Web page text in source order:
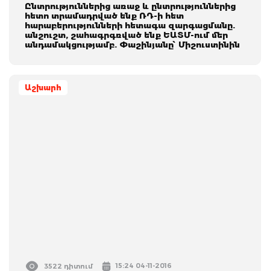
Ընտրություններից առաջ և ընտրություններից
հետո տրամադրված ենք ՌԴ-ի հետ
հարաբերությունների հետագա զարգացմանը.
անշուշտ, շահագրգռված ենք ԵԱՏՄ-ում մեր
անդամակցությամբ. Փաշինյանը՝ Միշուստինին
Աշխարհ
3522 դիտում 15:24 04-11-2016